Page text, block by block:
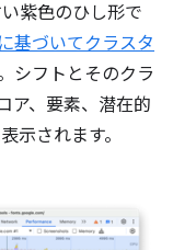
紫色のひし形で
基づいてクラスタ
シフトとそのクラ
ア、要素、潜在的
示されます。